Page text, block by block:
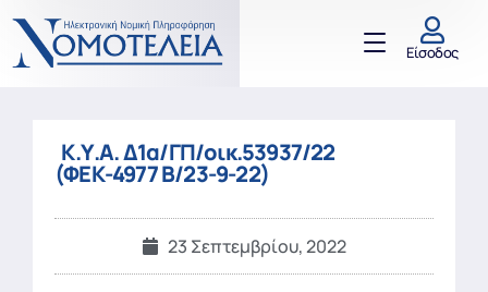
Είσοδος
Κ.Υ.Α. Δ1α/ΓΠ/οικ.53937/22
(ΦΕΚ-4977 Β/23-9-22)
23 Σεπτεμβρίου, 2022